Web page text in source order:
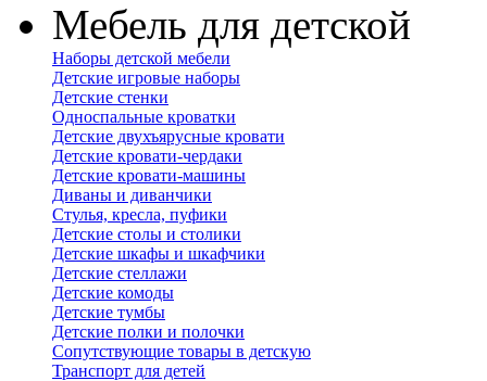
Мебель для детской
Наборы детской мебели
Детские игровые наборы
Детские стенки
Односпальные кроватки
Детские двухъярусные кровати
Детские кровати-чердаки
Детские кровати-машины
Диваны и диванчики
Стулья, кресла, пуфики
Детские столы и столики
Детские шкафы и шкафчики
Детские стеллажи
Детские комоды
Детские тумбы
Детские полки и полочки
Сопутствующие товары в детскую
Транспорт для детей